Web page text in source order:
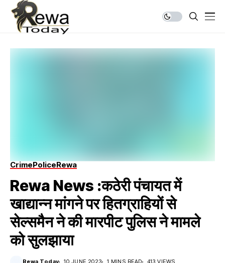
CrimePoliceRewa
Rewa News :कठेरी पंचायत में
खाद्यान्न मांगने पर हितग्राहियों से
सेल्समैन ने की मारपीट पुलिस ने मामले
को सुलझाया